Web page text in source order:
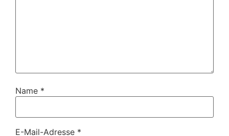
Name *
E-Mail-Adresse *